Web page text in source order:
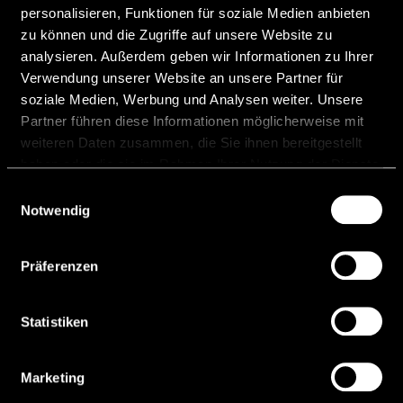
personalisieren, Funktionen für soziale Medien anbieten
zu können und die Zugriffe auf unsere Website zu
analysieren. Außerdem geben wir Informationen zu Ihrer
Verwendung unserer Website an unsere Partner für
soziale Medien, Werbung und Analysen weiter. Unsere
Partner führen diese Informationen möglicherweise mit
weiteren Daten zusammen, die Sie ihnen bereitgestellt
haben oder die sie im Rahmen Ihrer Nutzung der Dienste
Notwendig
Präferenzen
Statistiken
Marketing
Beratung von Ondo Global
Markets bei der europäischen
Markteinführung
Wir freuen uns, bekannt geben zu dürfen, dass
Niedermüller Rechtsanwälte in
Zusammenarbeit mit Lexify Ondo Global
Markteinführung seiner Produkte beraten hat.